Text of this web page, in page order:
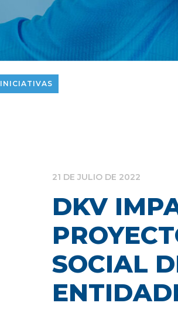
INICIATIVAS
21 DE JULIO DE 2022
DKV
SOCIAL